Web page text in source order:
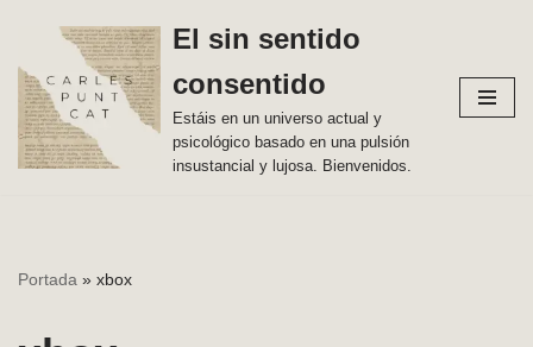
Vés
al
contingut
El sin sentido
consentido
Estáis en un universo actual y
psicológico basado en una pulsión
insustancial y lujosa. Bienvenidos.
Portada » xbox